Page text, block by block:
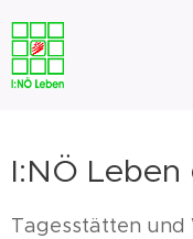
I:NÖ Leben
Tagesstätten und